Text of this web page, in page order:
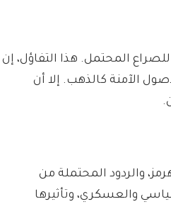
المحتمل. هذا التفاؤل، إن
الآمنة كالذهب. إلا أن
والردود المحتملة من
والعسكري، وتأثيرها